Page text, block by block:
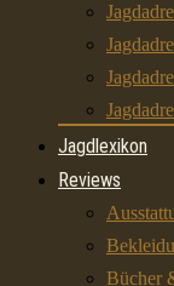
Jagdlexikon
Reviews
Bücher